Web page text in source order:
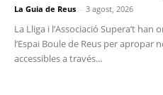
La Guia de Reus - 3 agost, 2026
La Lliga i l’Associació Supera’t
l’Espai Boule de Reus per apropar
accessibles a través...